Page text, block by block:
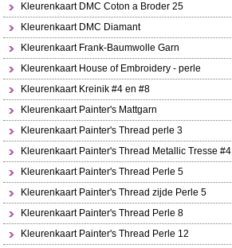
Kleurenkaart DMC Coton a Broder 25
Kleurenkaart DMC Diamant
Kleurenkaart Frank-Baumwolle Garn
Kleurenkaart House of Embroidery - perle
Kleurenkaart Kreinik #4 en #8
Kleurenkaart Painter's Mattgarn
Kleurenkaart Painter's Thread perle 3
Kleurenkaart Painter's Thread Metallic Tresse #4
Kleurenkaart Painter's Thread Perle 5
Kleurenkaart Painter's Thread zijde Perle 5
Kleurenkaart Painter's Thread Perle 8
Kleurenkaart Painter's Thread Perle 12